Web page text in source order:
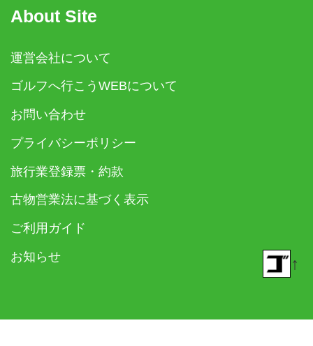
About Site
運営会社について
ゴルフへ行こうWEBについて
お問い合わせ
プライバシーポリシー
旅行業登録票・約款
古物営業法に基づく表示
ご利用ガイド
お知らせ ↑